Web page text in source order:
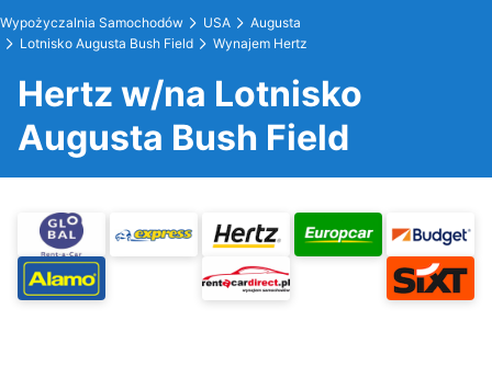
Wypożyczalnia Samochodów USA
Augusta
Lotnisko Augusta Bush Field
Wynajem Hertz
Hertz w/na Lotnisko
Augusta Bush Field